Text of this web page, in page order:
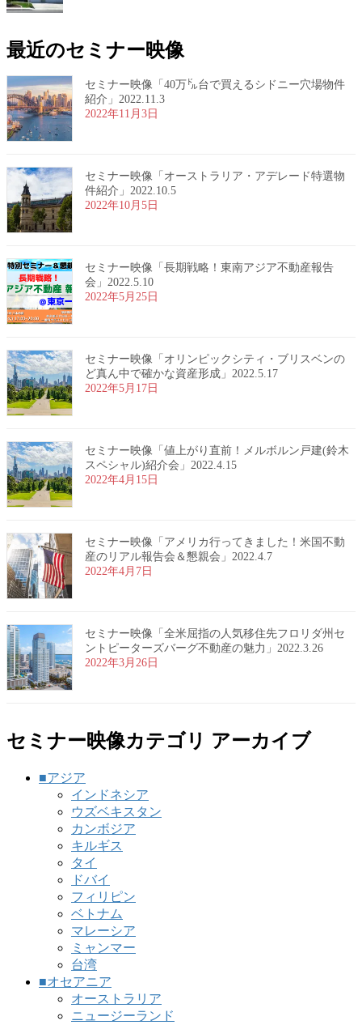
最近のセミナー映像
セミナー映像「40万㌦台で買えるシドニー穴場物件
紹介」2022.11.3
2022年11月3日
セミナー映像「オーストラリア・アデレード特選物
件紹介」2022.10.5
2022年10月5日
セミナー映像「長期戦略！東南アジア不動産報告
会」2022.5.10
2022年5月25日
セミナー映像「オリンピックシティ・ブリスベンの
ど真ん中で確かな資産形成」2022.5.17
2022年5月17日
セミナー映像「値上がり直前！メルボルン戸建(鈴木
スペシャル)紹介会」2022.4.15
2022年4月15日
セミナー映像「アメリカ行ってきました！米国不動
産のリアル報告会＆懇親会」2022.4.7
2022年4月7日
セミナー映像「全米屈指の人気移住先フロリダ州セ
ントピーターズバーグ不動産の魅力」2022.3.26
2022年3月26日
セミナー映像カテゴリ アーカイブ
■アジア
インドネシア
ウズベキスタン
カンボジア
キルギス
タイ
ドバイ
フィリピン
ベトナム
マレーシア
ミャンマー
台湾
■オセアニア
オーストラリア
ニュージーランド